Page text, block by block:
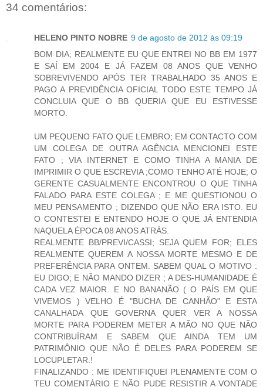
34 comentários:
HELENO PINTO NOBRE 9 de agosto de 2012 às 09:19
BOM DIA; REALMENTE EU QUE ENTREI NO BB EM 1977
E SAÍ EM 2004 E JÁ FAZEM 08 ANOS QUE VENHO
SOBREVIVENDO APÓS TER TRABALHADO 35 ANOS E
PAGO A PREVIDÊNCIA OFICIAL TODO ESTE TEMPO JÁ
CONCLUIA QUE O BB QUERIA QUE EU ESTIVESSE
MORTO.
UM PEQUENO FATO QUE LEMBRO; EM CONTACTO COM
UM COLEGA DE OUTRA AGÊNCIA MENCIONEI ESTE
FATO ; VIA INTERNET E COMO TINHA A MANIA DE
IMPRIMIR O QUE ESCREVIA ;COMO TENHO ATÉ HOJE; O
GERENTE CASUALMENTE ENCONTROU O QUE TINHA
FALADO PARA ESTE COLEGA ; E ME QUESTIONOU O
MEU PENSAMENTO ; DIZENDO QUE NÃO ERA ISTO. EU
O CONTESTEI E ENTENDO HOJE O QUE JÁ ENTENDIA
NAQUELA ÉPOCA 08 ANOS ATRÁS.
REALMENTE BB/PREVI/CASSI; SEJA QUEM FOR; ELES
REALMENTE QUEREM A NOSSA MORTE MESMO E DE
PREFERÊNCIA PARA ONTEM. SABEM QUAL O MOTIVO :
EU DIGO; E NÃO MANDO DIZER ; A DES-HUMANIDADE É
CADA VEZ MAIOR. E NO BANANÃO ( O PAÍS EM QUE
VIVEMOS ) VELHO É "BUCHA DE CANHÃO" E ESTA
CANALHADA QUE GOVERNA QUER VER A NOSSA
MORTE PARA PODEREM METER A MÃO NO QUE NÃO
CONTRIBUÍRAM E SABEM QUE AINDA TEM UM
PATRIMÔNIO QUE NÃO É DELES PARA PODEREM SE
LOCUPLETAR.!
FINALIZANDO : ME IDENTIFIQUEI PLENAMENTE COM O
TEU COMENTÁRIO E NÃO PUDE RESISTIR A VONTADE